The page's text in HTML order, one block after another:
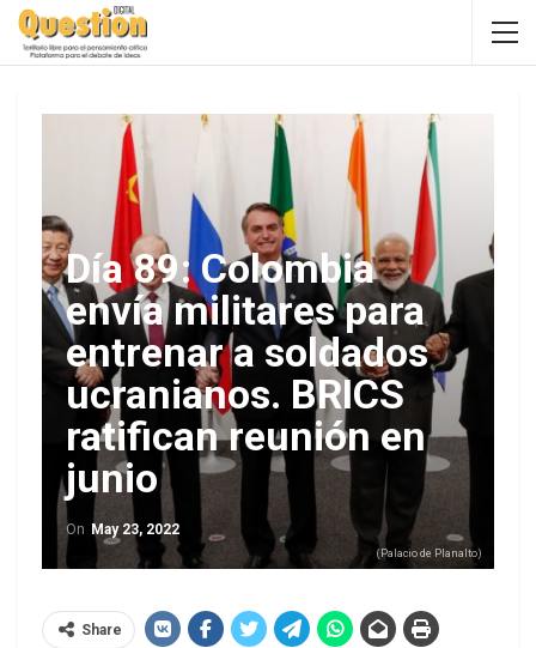
Día 89: Colombia
envía militares para
entrenar a soldados
ucranianos. BRICS
ratifican reunión en
junio
On May 23, 2022
(Palacio de Planalto)
Share